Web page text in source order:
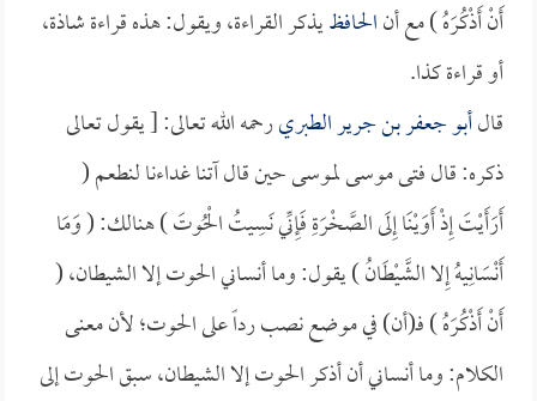
أَنْ أَذْكُرَهُ ) مع أنالحافظيذكر القراءة، ويقول: هذه قراءة شاذة،
أو قراءة كذا.
قالأبو جعفر بن جرير الطبريرحمه الله تعالى: [ يقول تعالى
ذكره: قال فتى موسى لموسى حين قال آتنا غداءنا لنطعم (
أَرَأَيْتَ إِذْ أَوَيْنَا إِلَى الصَّخْرَةِ فَإِنِّي نَسِيتُ الْحُوتَ ) هنالك: ( وَمَا
أَنْسَانِيهُ إِلا الشَّيْطَانُ ) يقول: وما أنساني الحوت إلا الشيطان، (
أَنْ أَذْكُرَهُ ) فـ(أن) في موضع نصب رداً على الحوت؛ لأن معنى
الكلام: وما أنساني أن أذكر الحوت إلا الشيطان، سبق الحوت إلى